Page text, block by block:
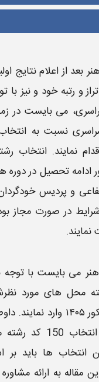
بعد از اعلام نتایج
و رتبه خود و نیز با
می بایست در
نسبت به
نمایند.انتخاب
تحصیل در دوره
و پردیس
در صورت مجاز
می بایست با توجه
محل های مورد
وارد نمایند.
انتخاب 150 کد رشته
انتخاب ها باید بر
مقاله به ارائه